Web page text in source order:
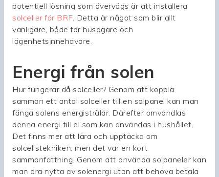
potentiell lösning som övervägs är att installera
solceller för BRF. Detta är något som blir allt
vanligare, både för husägare och
lägenhetsinnehavare.
Energi från solen
Hur fungerar då solceller? Genom att koppla
samman ett antal solceller till en solpanel kan man
fånga solens energistrålar. Därefter omvandlas
denna energi till el som kan användas i hushållet.
Det finns mer att lära och upptäcka om
solcellstekniken, men det var en kort
sammanfattning. Genom att använda solpaneler kan
man dra nytta av solenergi utan att behöva betala